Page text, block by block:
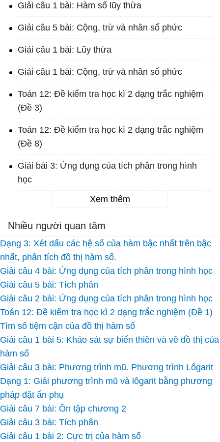
Giải câu 1 bài: Hàm số lũy thừa
Giải câu 5 bài: Cộng, trừ và nhân số phức
Giải câu 1 bài: Lũy thừa
Giải câu 1 bài: Cộng, trừ và nhân số phức
Toán 12: Đề kiểm tra học kì 2 dạng trắc nghiệm
(Đề 3)
Toán 12: Đề kiểm tra học kì 2 dạng trắc nghiệm
(Đề 8)
Giải bài 3: Ứng dụng của tích phân trong hình
học
Xem thêm
Nhiều người quan tâm
Dạng 3: Xét dấu các hệ số của hàm bậc nhất trên bậc
nhất, phân tích đồ thị hàm số.
Giải câu 4 bài: Ứng dụng của tích phân trong hình học
Giải câu 5 bài: Tích phân
Giải câu 2 bài: Ứng dụng của tích phân trong hình học
Toán 12: Đề kiểm tra học kì 2 dạng trắc nghiệm (Đề 1)
Tìm số tiệm cận của đồ thị hàm số
Giải câu 1 bài 5: Khảo sát sự biến thiên và vẽ đồ thị của
hàm số
Giải câu 3 bài: Phương trình mũ. Phương trình Lôgarit
Dạng 1: Giải phương trình mũ và lôgarit bằng phương
pháp đặt ẩn phụ
Giải câu 7 bài: Ôn tập chương 2
Giải câu 3 bài: Tích phân
Giải câu 1 bài 2: Cực trị của hàm số